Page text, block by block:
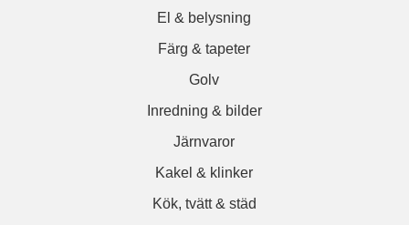
El & belysning
Färg & tapeter
Golv
Inredning & bilder
Järnvaror
Kakel & klinker
Kök, tvätt & städ